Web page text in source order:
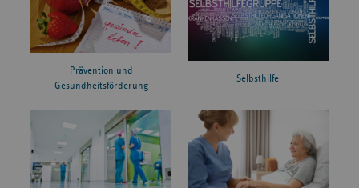
Prävention und
Gesundheitsförderung
Selbsthilfe